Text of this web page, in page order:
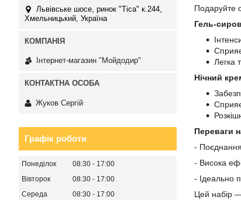
Подаруйте
Гель-
Легка
Нічний
Переваги
- Поєднання
- Висока
- Ідеально
Цей набір —
Львівське шосе, ринок "Тіса" к.244,
Хмельницький, Україна
Інтернет-магазин "Мойдодир"
Жуков Сергій
Графік роботи
Понеділок 08:30
17:00
Вівторок
08:30
17:00
Середа
08:30
17:00